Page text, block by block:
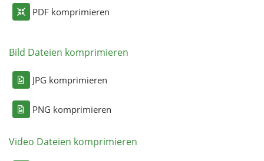
PDF komprimieren
Bild Dateien komprimieren
JPG komprimieren
PNG komprimieren
Video Dateien komprimieren